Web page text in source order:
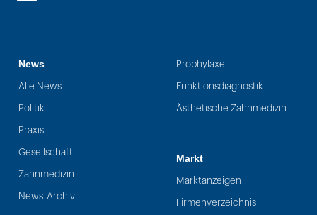
News
Alle News
Politik
Praxis
Gesellschaft
Zahnmedizin
News-Archiv
Prophylaxe
Funktionsdiagnostik
Ästhetische Zahnmedizin
Markt
Marktanzeigen
Firmenverzeichnis